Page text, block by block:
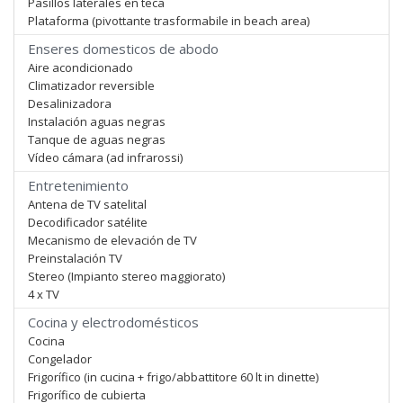
Plataforma (pivottante trasformabile in beach area)
Enseres domesticos de abodo
Aire acondicionado
Climatizador reversible
Desalinizadora
Instalación aguas negras
Tanque de aguas negras
Vídeo cámara (ad infrarossi)
Entretenimiento
Antena de TV satelital
Decodificador satélite
Mecanismo de elevación de TV
Preinstalación TV
Stereo (Impianto stereo maggiorato)
4 x TV
Cocina y electrodomésticos
Cocina
Congelador
Frigorífico (in cucina + frigo/abbattitore 60 lt in dinette)
Frigorífico de cubierta